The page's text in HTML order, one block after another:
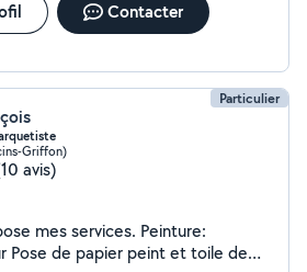
Contacter
Particulier
Griffon)
avis)
mes services. Peinture: